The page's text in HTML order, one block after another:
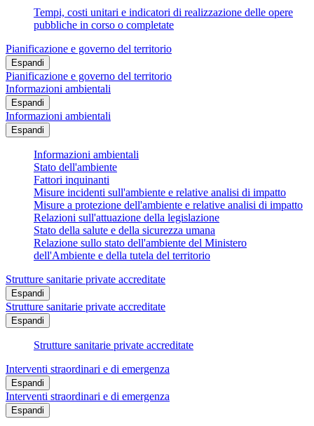
Tempi, costi unitari e indicatori di realizzazione delle opere
pubbliche in corso o completate
Pianificazione e governo del territorio
Espandi
Pianificazione e governo del territorio
Informazioni ambientali
Espandi
Informazioni ambientali
Espandi
Informazioni ambientali
Stato dell'ambiente
Fattori inquinanti
Misure incidenti sull'ambiente e relative analisi di impatto
Misure a protezione dell'ambiente e relative analisi di impatto
Relazioni sull'attuazione della legislazione
Stato della salute e della sicurezza umana
Relazione sullo stato dell'ambiente del Ministero
dell'Ambiente e della tutela del territorio
Strutture sanitarie private accreditate
Espandi
Strutture sanitarie private accreditate
Espandi
Strutture sanitarie private accreditate
Interventi straordinari e di emergenza
Espandi
Interventi straordinari e di emergenza
Espandi